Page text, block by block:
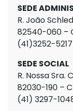
SEDE
R. João
82540-060 –
(41)3252-5217
SEDE SOCIAL
R. Nossa Sra.
82030-190 –
(41) 3297-